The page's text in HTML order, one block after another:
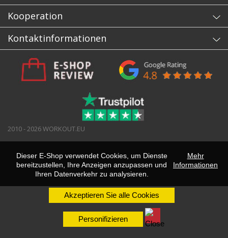
Dieser E-Shop verwendet Cookies, um Dienste
bereitzustellen, Ihre Anzeigen anzupassen und
Ihren Datenverkehr zu analysieren.
Mehr
Informationen
Akzeptieren Sie alle Cookies
Personifizieren
Kooperation
Kontaktinformationen
2010 - 2026 WORKOUT.EU